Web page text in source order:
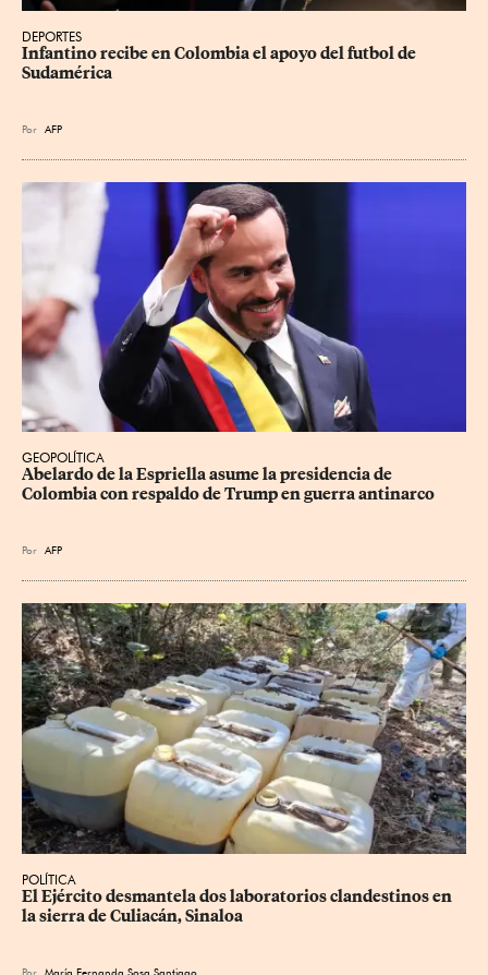
DEPORTES
Infantino recibe en Colombia el apoyo del futbol de
Sudamérica
Por AFP
GEOPOLÍTICA
Abelardo de la Espriella asume la presidencia de
Colombia con respaldo de Trump en guerra antinarco
Por AFP
POLÍTICA
El Ejército desmantela dos laboratorios clandestinos en
la sierra de Culiacán, Sinaloa
Por María Fernanda Sosa Santiago